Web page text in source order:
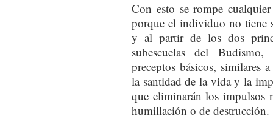
Con esto se rompe
porque el individuo no tiene
y al partir de los dos
subescuelas del
preceptos básicos, similares
la santidad de la vida y la
que eliminarán los impulsos
humillación o de destrucción.